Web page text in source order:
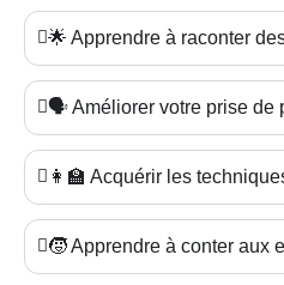
🌟 Apprendre à raconter
🗣️ Améliorer votre prise de
👩‍🏫 Acquérir les
🧒 Apprendre à conter aux